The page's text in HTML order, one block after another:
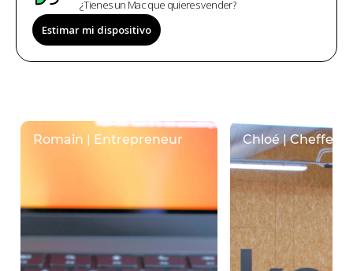
¿Tienes un Mac que quieres vender?
Estimar mi dispositivo